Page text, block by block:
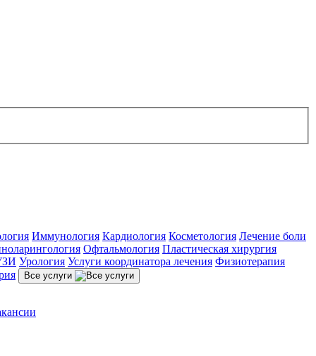
Иммунология Кардиология Косметология Лечение боли
Офтальмология Пластическая хирургия
Урология Услуги координатора лечения Физиотерапия
Все услуги